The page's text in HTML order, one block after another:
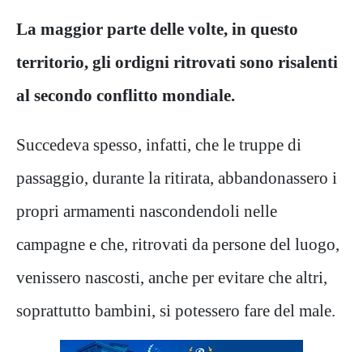
La maggior parte delle volte, in questo
territorio, gli ordigni ritrovati sono risalenti
al secondo conflitto mondiale.
Succedeva spesso, infatti, che le truppe di
passaggio, durante la ritirata, abbandonassero i
propri armamenti nascondendoli nelle
campagne e che, ritrovati da persone del luogo,
venissero nascosti, anche per evitare che altri,
soprattutto bambini, si potessero fare del male.